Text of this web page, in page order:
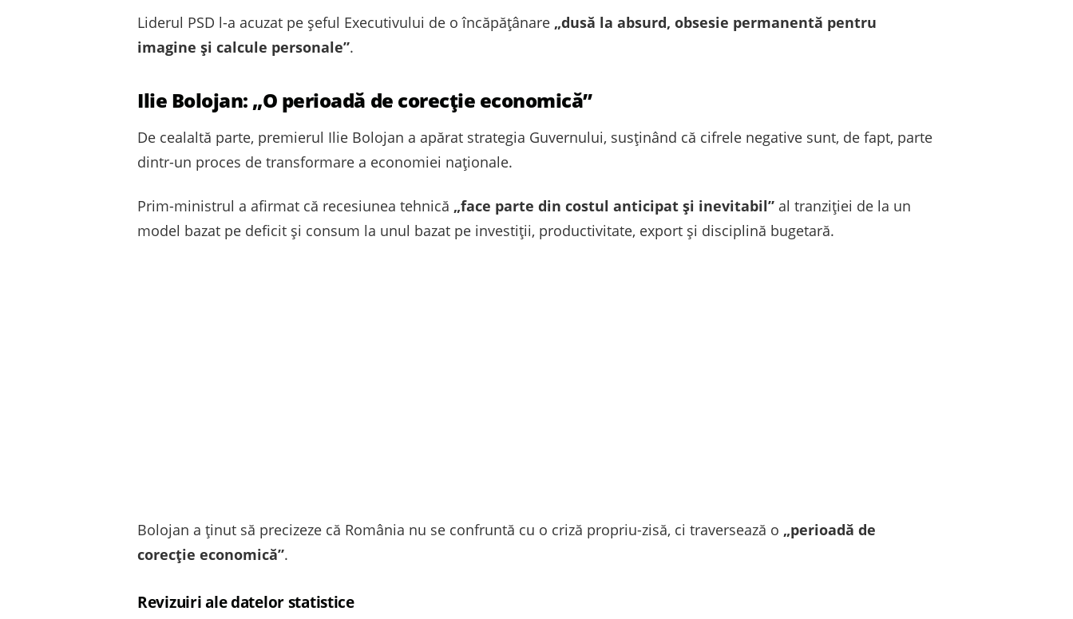
Liderul PSD l-a acuzat pe șeful Executivului de o încăpățânare „dusă la absurd, obsesie permanentă pentru
imagine și calcule personale”.
Ilie Bolojan: „O perioadă de corecție economică”
De cealaltă parte, premierul Ilie Bolojan a apărat strategia Guvernului, susținând că cifrele negative sunt, de fapt, parte
dintr-un proces de transformare a economiei naționale.
Prim-ministrul a afirmat că recesiunea tehnică „face parte din costul anticipat și inevitabil” al tranziției de la un
model bazat pe deficit și consum la unul bazat pe investiții, productivitate, export și disciplină bugetară.
Bolojan a ținut să precizeze că România nu se confruntă cu o criză propriu-zisă, ci traversează o „perioadă de
corecție economică”.
Revizuiri ale datelor statistice